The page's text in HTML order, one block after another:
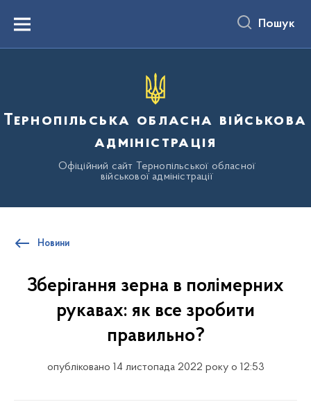
вмістуMenu Пошук
Тернопільська обласна військова
адміністрація
Офіційний сайт Тернопільської обласної
військової адміністрації
Новини
Зберігання зерна в полімерних
рукавах: як все зробити
правильно?
опубліковано 14 листопада 2022 року о 12:53